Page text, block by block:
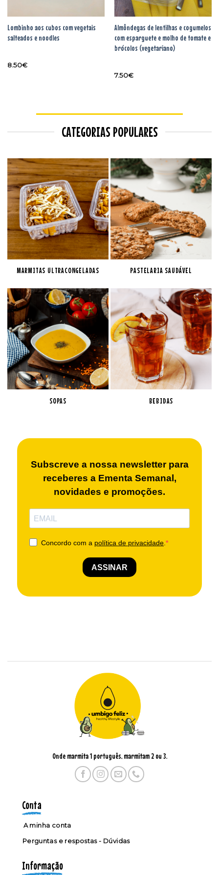
Lombinho aos cubos com vegetais
salteados e noodles
8.50€
Almôndegas de lentilhas e cogumelos
com esparguete e molho de tomate e
brócolos (vegetariano)
7.50€
CATEGORIAS POPULARES
MARMITAS ULTRACONGELADAS PASTELARIA SAUDÁVEL
SOPAS BEBIDAS
Onde marmita 1 português, marmitam 2 ou 3.
Conta
A minha conta
Perguntas e respostas - Dúvidas
Informação